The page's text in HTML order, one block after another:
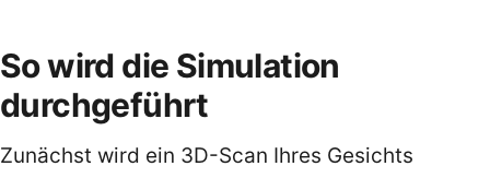
So wird die Simulation
durchgeführt
Zunächst wird ein 3D-Scan Ihres Gesichts